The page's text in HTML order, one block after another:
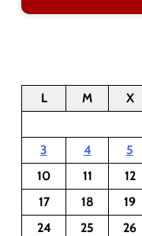
L M X
3
4 5
10
11 12
17
18 19
24
25 26